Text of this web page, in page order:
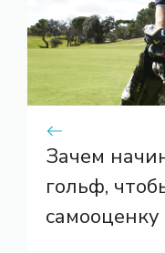
Зачем
гольф,
самооценку